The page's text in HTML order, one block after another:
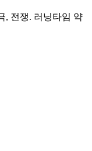
, 전쟁. 러닝타임 약